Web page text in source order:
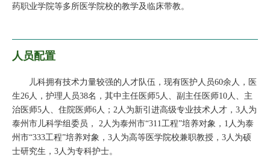
药职业学院等多所医学院校的教学及临床带教。
人员配置
儿科拥有技术力量较强的人才队伍，现有医护人员60余人，医
生26人，护理人员38名，其中主任医师5人、副主任医师10人、主
治医师5人、住院医师6人；2人为新引进高级专业技术人才，3人为
泰州市儿科学组委员， 2人为泰州市“311工程”培养对象，1人为泰
州市“333工程”培养对象，3人为高等医学院校兼职教授，3人为硕
士研究生，3人为专科护士。